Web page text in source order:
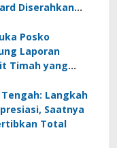
Diserahkan
Posko
Laporan
Timah yang
Langkah
Saatnya
Total